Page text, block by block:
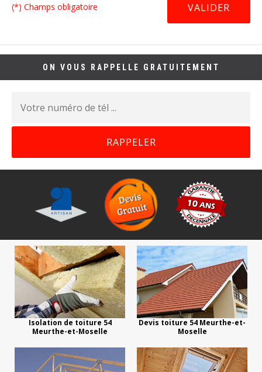
(*) Champs obligatoire
ON VOUS RAPPELLE GRATUITEMENT
Isolation de toiture 54
Meurthe-et-Moselle
Devis toiture 54 Meurthe-et-
Moselle